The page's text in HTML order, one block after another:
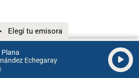
Plana
Echegaray
Elegí tu emisora